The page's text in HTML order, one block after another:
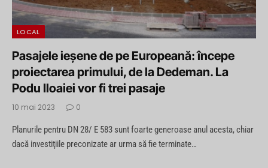
LOCAL
Pasajele ieşene de pe Europeană: începe
proiectarea primului, de la Dedeman. La
Podu Iloaiei vor fi trei pasaje
10 mai 2023 0
Planurile pentru DN 28/ E 583 sunt foarte generoase anul acesta, chiar
dacă investiţiile preconizate ar urma să fie terminate…